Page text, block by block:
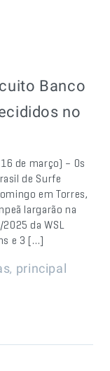
Banco
no
16 de março) – Os
de Surfe
em Torres,
largarão na
da WSL
e 3 […]
, principal